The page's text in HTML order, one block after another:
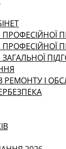
РЕМОНТУ І